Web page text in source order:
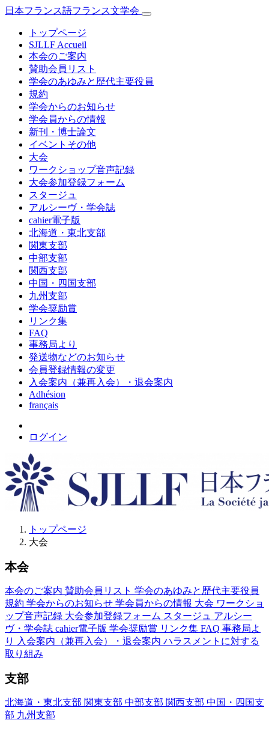
日本フランス語フランス文学会
トップページ
SJLLF Accueil
本会のご案内
賛助会員リスト
学会のあゆみと歴代主要役員
規約
学会からのお知らせ
学会員からの情報
新刊・博士論文
イベントその他
大会
ワークショップ音声記録
大会参加登録フォーム
スタージュ
アルシーヴ・学会誌
cahier電子版
北海道・東北支部
関東支部
中部支部
関西支部
中国・四国支部
九州支部
学会奨励賞
リンク集
FAQ
事務局より
発送物などのお知らせ
会員登録情報の変更
入会案内（兼再入会）・退会案内
Adhésion
français
ログイン
トップページ
大会
本会
本会のご案内 賛助会員リスト 学会のあゆみと歴代主要役員
規約 学会からのお知らせ 学会員からの情報 大会 ワークショ
ップ音声記録 大会参加登録フォーム スタージュ アルシー
ヴ・学会誌 cahier電子版 学会奨励賞 リンク集 FAQ 事務局よ
り
入会案内（兼再入会）・退会案内 ハラスメントに対する
取り組み
支部
北海道・東北支部 関東支部 中部支部 関西支部 中国・四国支
部 九州支部